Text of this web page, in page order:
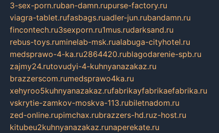
3-sex-porn.ruban-damn.rupurse-factory.ru
viagra-tablet.rufasbags.ruadler-jun.rubandamn.ru
fincontech.ru3sexporn.ru1mus.rudarksand.ru
rebus-toys.ruminelab-msk.rualabuga-cityhotel.ru
medsprawo-4-ka.ru2864420.rublagodarenie-spb.ru
zajmy24.rutovudyi-4-kuhnyanazakaz.ru
brazzerscom.rumedsprawo4ka.ru
xehyroo5kuhnyanazakaz.rufabrikayfabrikaefabrika.ru
vskrytie-zamkov-moskva-113.rubiletnadom.ru
zed-online.rupimchax.rubrazzers-hd.ruz-host.ru
kitubeu2kuhnyanazakaz.runaperekate.ru